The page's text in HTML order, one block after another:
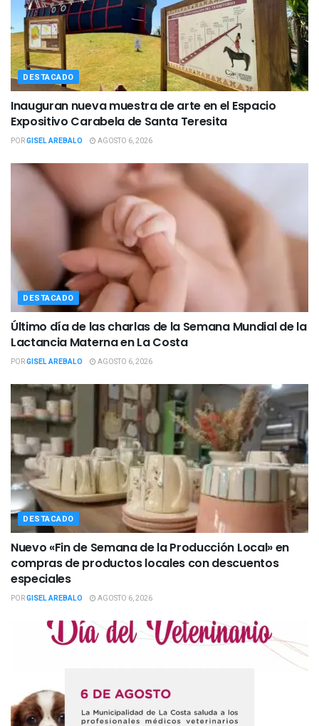
DESTACADO
Inauguran nueva muestra de arte en el Espacio
Expositivo Carabela de Santa Teresita
PORGISEL AREBALO AGOSTO 6, 2026
DESTACADO
Último día de las charlas de la Semana Mundial de la
Lactancia Materna en La Costa
PORGISEL AREBALO AGOSTO 6, 2026
DESTACADO
Nuevo «Fin de Semana de la Producción Local» en
compras de productos locales con descuentos
especiales
PORGISEL AREBALO AGOSTO 6, 2026